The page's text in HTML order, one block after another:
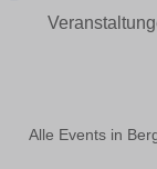
Alle Events in